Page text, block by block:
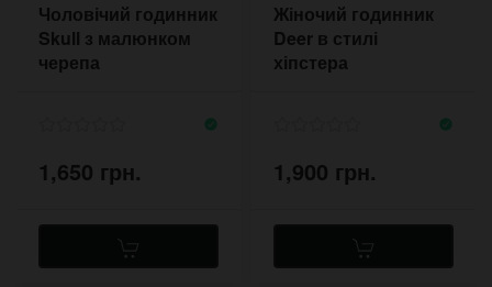
Чоловічий годинник
Skull з малюнком
черепа
1,650 грн.
Жіночий годинник
Deer в стилі
хіпстера
1,900 грн.